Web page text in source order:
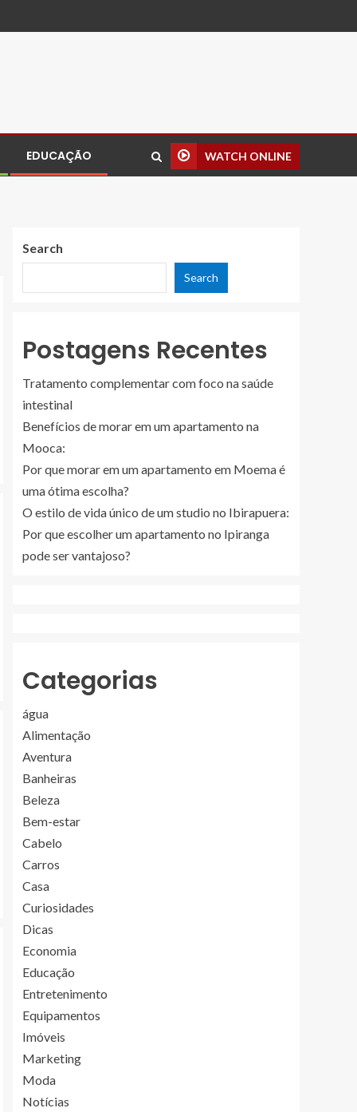
EDUCAÇÃO WATCH ONLINE
Search
Search
Postagens Recentes
Tratamento complementar com foco na saúde
intestinal
Benefícios de morar em um apartamento na
Mooca:
Por que morar em um apartamento em Moema é
uma ótima escolha?
O estilo de vida único de um studio no Ibirapuera:
Por que escolher um apartamento no Ipiranga
pode ser vantajoso?
Categorias
água
Alimentação
Aventura
Banheiras
Beleza
Bem-estar
Cabelo
Carros
Casa
Curiosidades
Dicas
Economia
Educação
Entretenimento
Equipamentos
Imóveis
Marketing
Moda
Notícias